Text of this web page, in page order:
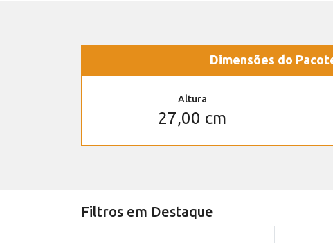
Dimensões do
Altura
27,00 cm
Filtros em Destaque